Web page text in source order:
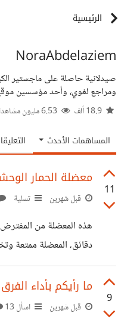
الرئيسية
NoraAbdelaziem
صيدلانية حاصلة على ماجستير
ومراجع لغوي، وأحد مؤسسين
المساهمات الأحدث
11
معضلة الحمار
قبل شهرين تسلية
هذه المعضلة من
دقائق، المعضلة ممتعة
على حل المشكلات
ينتهي يخبرنا الوقت الذي
9
ما رأيكم بأداء
قبل شهرين اسأل I/O 13 تعليق